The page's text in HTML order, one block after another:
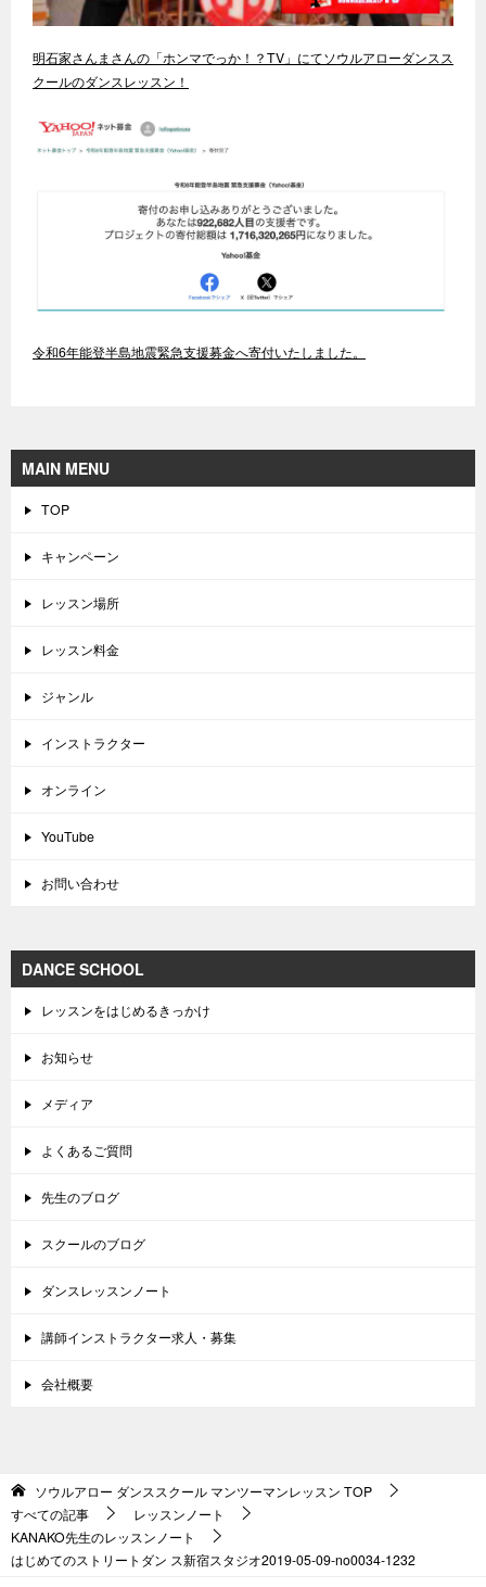
明石家さんまさんの「ホンマでっか！？TV」にてソウルアローダンスス
クールのダンスレッスン！
令和6年能登半島地震緊急支援募金へ寄付いたしました。
MAIN MENU
TOP
キャンペーン
レッスン場所
レッスン料金
ジャンル
インストラクター
オンライン
YouTube
お問い合わせ
DANCE SCHOOL
レッスンをはじめるきっかけ
お知らせ
メディア
よくあるご質問
先生のブログ
スクールのブログ
ダンスレッスンノート
講師インストラクター求人・募集
会社概要
ソウルアロー ダンススクール マンツーマンレッスン TOP
すべての記事
レッスンノート
KANAKO先生のレッスンノート
はじめてのストリートダン ス新宿スタジオ2019-05-09-no0034-1232